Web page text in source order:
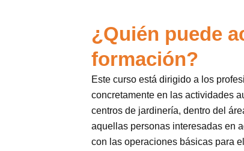
¿Quién puede
formación?
Este curso está dirigido a los
concretamente en las actividades
centros de jardinería, dentro del
aquellas personas interesadas en
con las operaciones básicas para